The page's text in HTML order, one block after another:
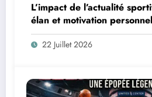
L’impact de l’actualité
élan et motivation
22 Juillet 2026